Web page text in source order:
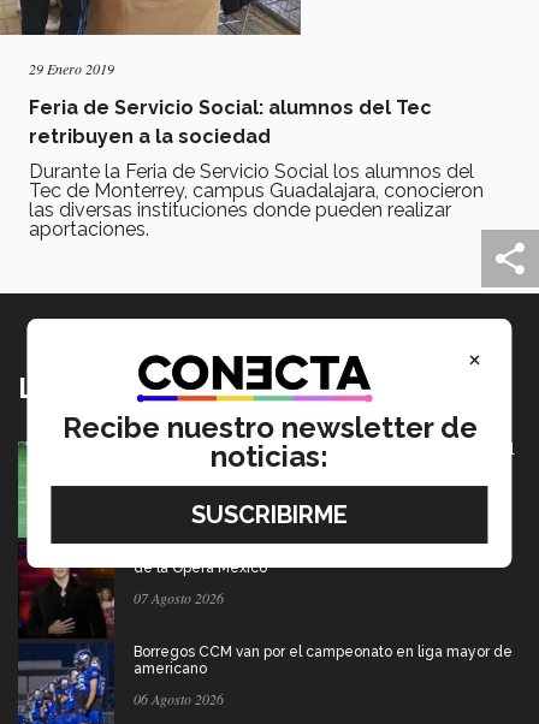
29 Enero 2019
Feria de Servicio Social: alumnos del Tec
retribuyen a la sociedad
Durante la Feria de Servicio Social los alumnos del
Tec de Monterrey, campus Guadalajara, conocieron
las diversas instituciones donde pueden realizar
aportaciones.
Lo más nuevo
México va por pase olímpico en mundial de flag football
en Alemania
de la Ópera Mexico
07 Agosto 2026
Borregos CCM van por el campeonato en liga mayor de
americano
06 Agosto 2026
×
Recibe nuestro newsletter de
noticias: